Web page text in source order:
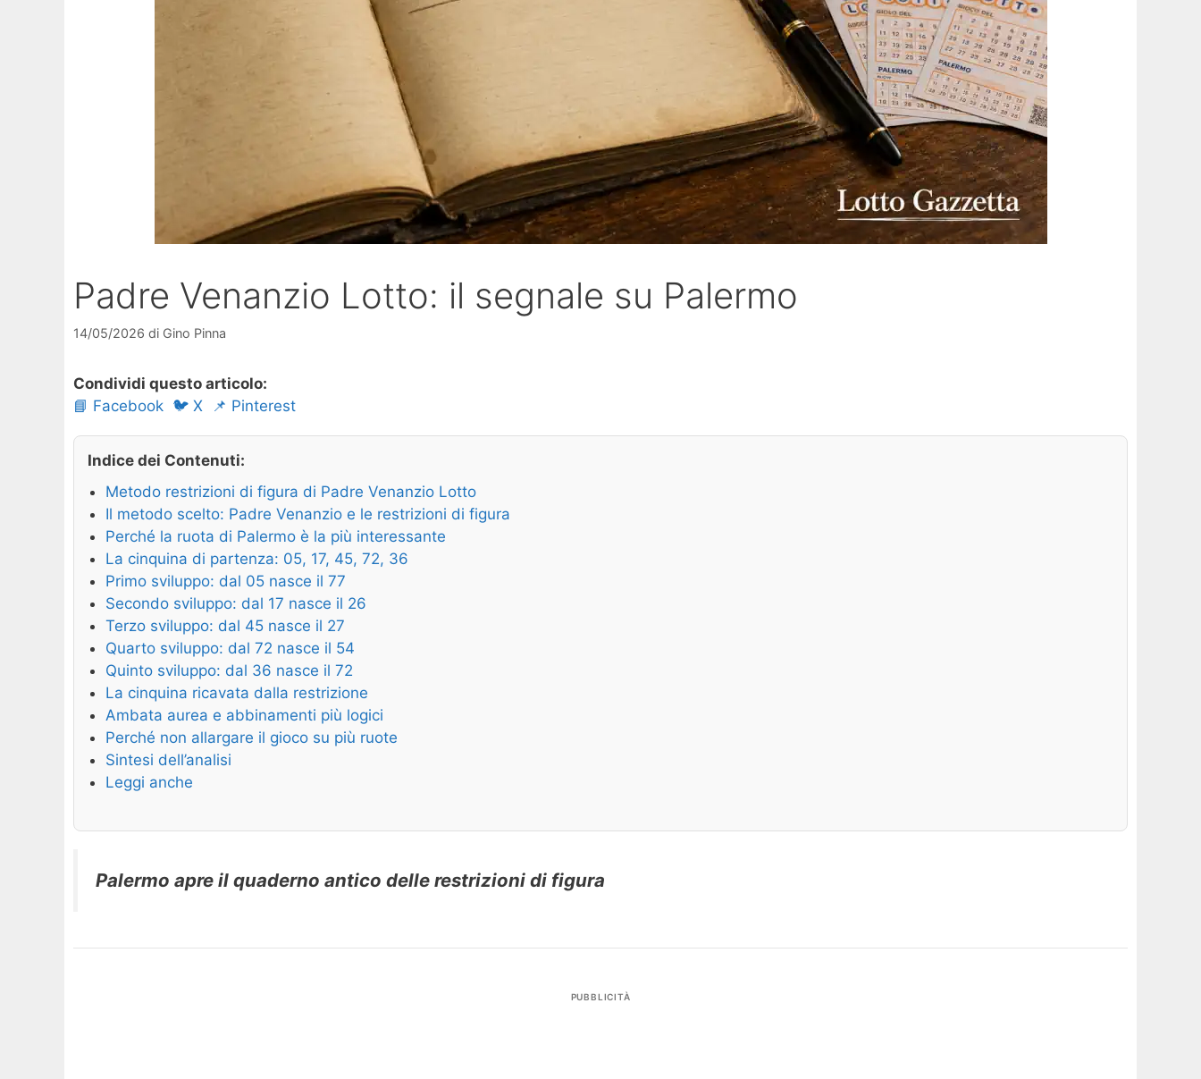
Padre Venanzio Lotto: il segnale su Palermo
14/05/2026 di Gino Pinna
Condividi questo articolo:
📘 Facebook 🐦 X 📌 Pinterest
Indice dei Contenuti:
Metodo restrizioni di figura di Padre Venanzio Lotto
Il metodo scelto: Padre Venanzio e le restrizioni di figura
Perché la ruota di Palermo è la più interessante
La cinquina di partenza: 05, 17, 45, 72, 36
Primo sviluppo: dal 05 nasce il 77
Secondo sviluppo: dal 17 nasce il 26
Terzo sviluppo: dal 45 nasce il 27
Quarto sviluppo: dal 72 nasce il 54
Quinto sviluppo: dal 36 nasce il 72
La cinquina ricavata dalla restrizione
Ambata aurea e abbinamenti più logici
Perché non allargare il gioco su più ruote
Sintesi dell’analisi
Leggi anche
Palermo apre il quaderno antico delle restrizioni di figura
PUBBLICITÀ